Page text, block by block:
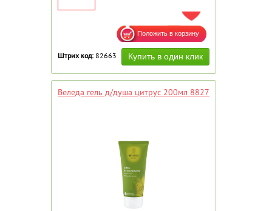
ДОБАВИТЬ В ИЗБРАННОЕ
Штрих код: 82663
Веледа гель д/душа цитрус 200мл 8827